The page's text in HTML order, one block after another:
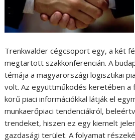
Trenkwalder cégcsoport egy, a két
megtartott szakkonferencián. A
témája a magyarországi logisztikai
volt. Az együttműködés keretében a
körű piaci információkkal látják el
munkaerőpiaci tendenciákról,
trendeket, hiszen ez egy kiemelt
gazdasági terület. A folyamat